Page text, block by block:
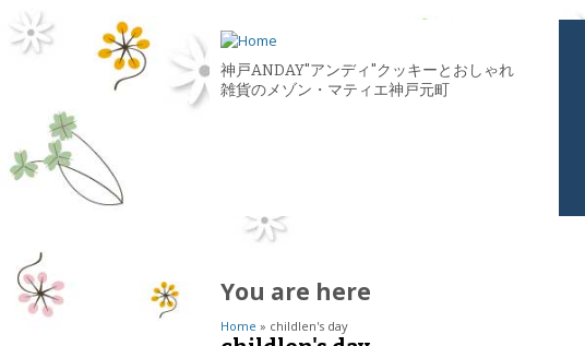
神戸ANDAY"アンディ"クッキーとおしゃれ
雑貨のメゾン・マティエ神戸元町
You are here
Home » childlen's day